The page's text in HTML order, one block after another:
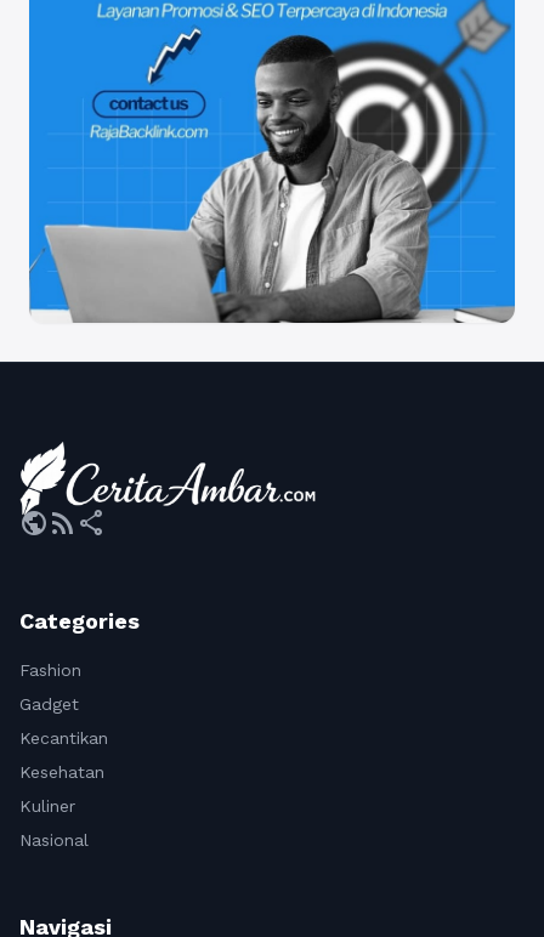
publicrss_feed share
Categories
Fashion
Gadget
Kecantikan
Kesehatan
Kuliner
Nasional
Navigasi